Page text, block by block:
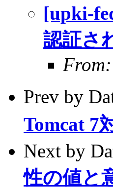
[upki-
認証さ
From:
Prev by
Tomcat 7
Next by
性の値と